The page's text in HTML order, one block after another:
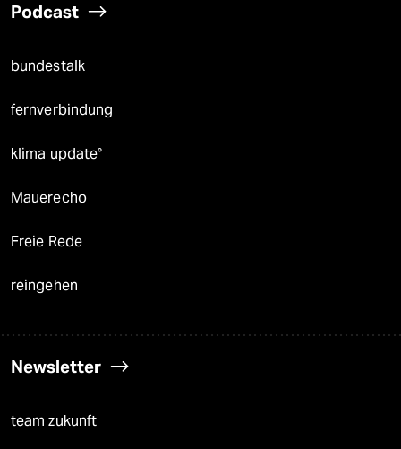
Podcast
bundestalk
fernverbindung
klima update°
Mauerecho
Freie Rede
reingehen
Newsletter
team zukunft